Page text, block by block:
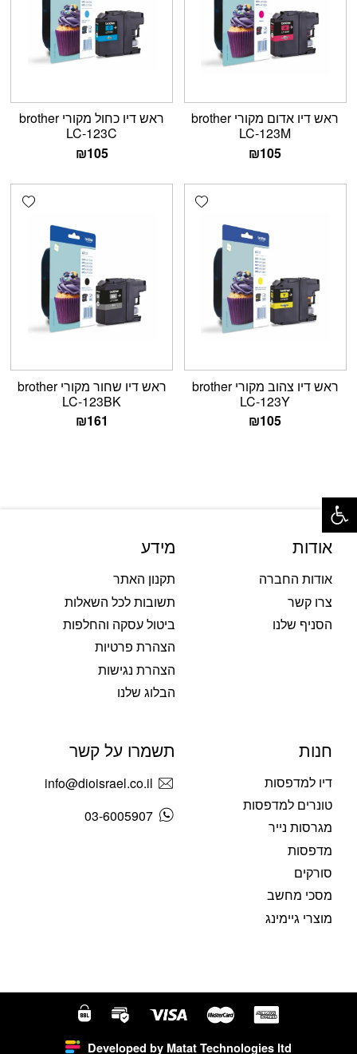
ראש דיו אדום מקורי brother
LC-123M
₪105
ראש דיו כחול מקורי brother
LC-123C
₪105
Add wishlist
ראש דיו צהוב מקורי brother
LC-123Y
₪105
ראש דיו שחור מקורי brother
LC-123BK
₪161
אודות
אודות החברה
צרו קשר
הסניף שלנו
מידע
תקנון האתר
תשובות לכל השאלות
ביטול עסקה והחלפות
הצהרת פרטיות
הצהרת נגישות
הבלוג שלנו
חנות
דיו למדפסות
טונרים למדפסות
מגרסות נייר
מדפסות
סורקים
מסכי מחשב
מוצרי גיימינג
תשמרו על קשר
info@dioisrael.co.il
03-6005907
Developed by Matat Technologies ltd
פתח סרגל נגישות